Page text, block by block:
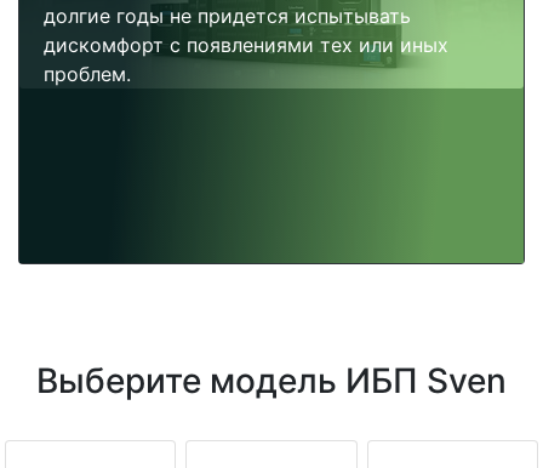
долгие годы не придется испытывать
дискомфорт с появлениями тех или иных
проблем.
Выберите модель ИБП Sven